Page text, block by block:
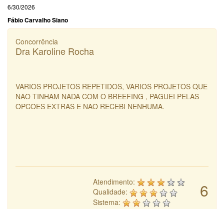
6/30/2026
Fábio Carvalho Siano
Concorrência
Dra Karoline Rocha
VARIOS PROJETOS REPETIDOS, VARIOS PROJETOS QUE
NAO TINHAM NADA COM O BREEFING , PAGUEI PELAS
OPCOES EXTRAS E NAO RECEBI NENHUMA.
6
Atendimento:
Qualidade:
Sistema: